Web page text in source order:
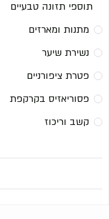
תוספי תזונה טבעיים
מתנות ומארזים
נשירת שיער
פטרת ציפורניים
פסוריאזיס בקרקפת
קשב וריכוז